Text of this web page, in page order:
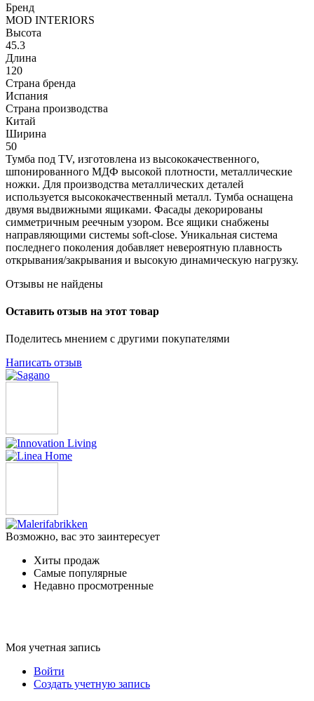
Бренд
MOD INTERIORS
Высота
45.3
Длина
120
Страна бренда
Испания
Страна производства
Китай
Ширина
50
Тумба под TV, изготовлена из высококачественного,
шпонированного МДФ высокой плотности, металлические
ножки. Для производства металлических деталей
используется высококачественный металл. Тумба оснащена
двумя выдвижными ящиками. Фасады декорированы
симметричным реечным узором. Все ящики снабжены
направляющими системы soft-close. Уникальная система
последнего поколения добавляет невероятную плавность
открывания/закрывания и высокую динамическую нагрузку.
Отзывы не найдены
Оставить отзыв на этот товар
Поделитесь мнением с другими покупателями
Написать отзыв
Возможно, вас это заинтересует
Хиты продаж
Самые популярные
Недавно просмотренные
Моя учетная запись
Войти
Создать учетную запись